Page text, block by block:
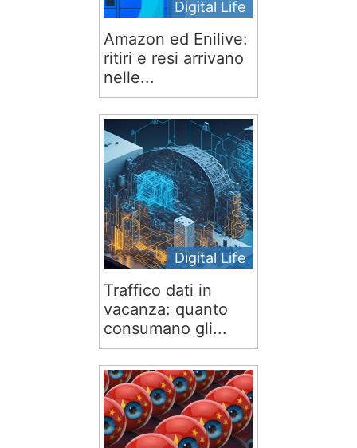
Digital Life
Amazon ed Enilive:
ritiri e resi arrivano
nelle...
Digital Life
Traffico dati in
vacanza: quanto
consumano gli...